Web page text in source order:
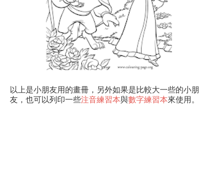
以上是小朋友用的畫冊，另外如果是比較大一些的小朋
友，也可以列印一些注音練習本與數字練習本來使用。